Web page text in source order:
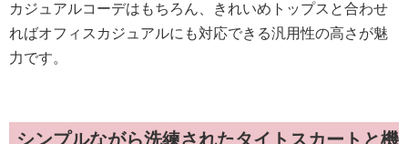
カジュアルコーデはもちろん、きれいめトップスと合わせ
ればオフィスカジュアルにも対応できる汎用性の高さが魅
力です。
シンプルながら洗練されたタイトスカートと機